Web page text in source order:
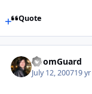
Quote
DoomGuard
July 12, 200719 yr